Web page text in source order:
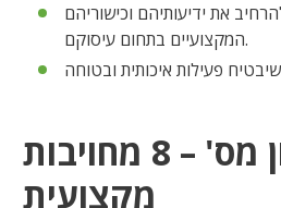
את ידיעותיהם וכישוריהם
המקצועיים בתחום עיסוקם.
פעילות איכותית ובטוחה
עיקרון מס' – 8 מחויבות
מקצועית